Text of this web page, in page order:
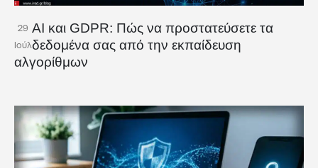
29
Ιούλ
AI και GDPR: Πώς να προστατεύσετε τα
δεδομένα σας από την εκπαίδευση
αλγορίθμων